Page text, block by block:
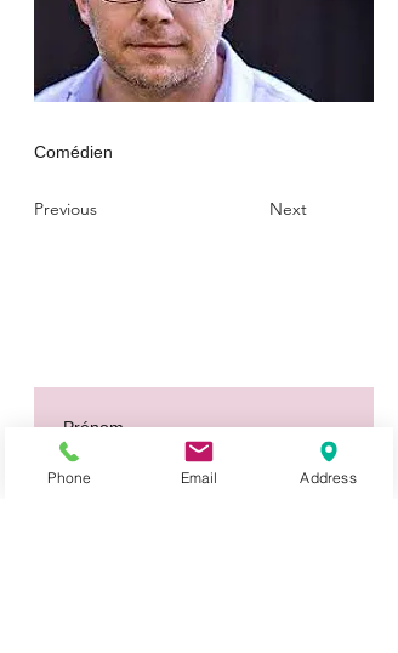
Comédien
Previous Next
Prénom
Phone Email Address